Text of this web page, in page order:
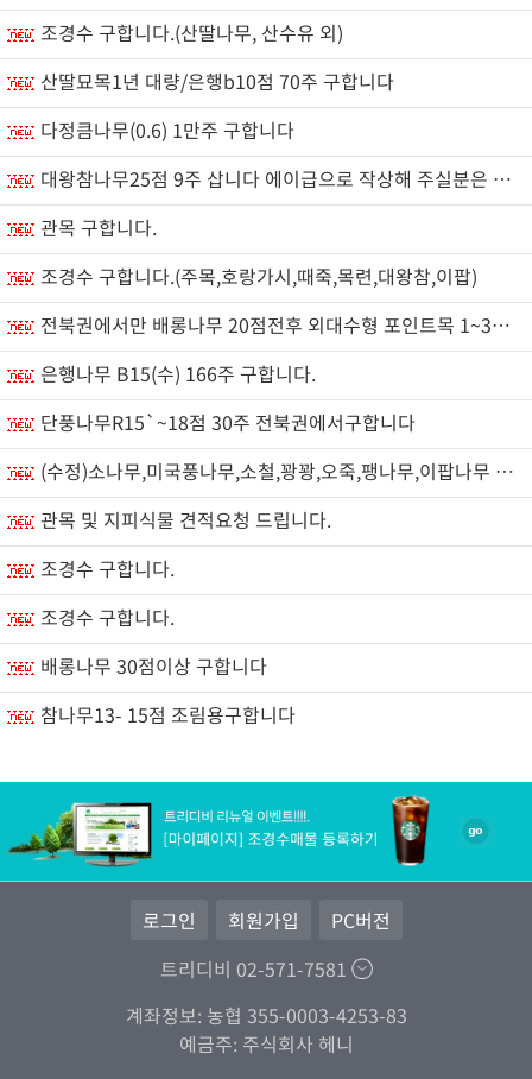
조경수 구합니다.(산딸나무, 산수유 외)
산딸묘목1년 대량/은행b10점 70주 구합니다
다정큼나무(0.6) 1만주 구합니다
대왕참나무25점 9주 삽니다 에이급으로 작상해 주실분은 사진과 가격메세지로 부탁드립니다
관목 구합니다.
조경수 구합니다.(주목,호랑가시,때죽,목련,대왕참,이팝)
전북권에서만 배롱나무 20점전후 외대수형 포인트목 1~3주 구합니다. (레드,핑크,연보라 색상)
은행나무 B15(수) 166주 구합니다.
단풍나무R15`~18점 30주 전북권에서구합니다
(수정)소나무,미국풍나무,소철,꽝꽝,오죽,팽나무,이팝나무 삽니다
관목 및 지피식물 견적요청 드립니다.
조경수 구합니다.
조경수 구합니다.
배롱나무 30점이상 구합니다
참나무13- 15점 조림용구합니다
로그인 회원가입
PC버전
트리디비 02-571-7581
계좌정보: 농협 355-0003-4253-83
예금주: 주식회사 헤니